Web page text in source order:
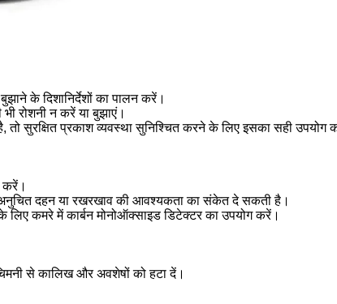
के दिशानिर्देशों का पालन करें।
रोशनी न करें या बुझाएं।
सुरक्षित प्रकाश व्यवस्था सुनिश्चित करने के लिए इसका सही उपयोग
करें।
दहन या रखरखाव की आवश्यकता का संकेत दे सकती है।
कमरे में कार्बन मोनोऑक्साइड डिटेक्टर का उपयोग करें।
से कालिख और अवशेषों को हटा दें।